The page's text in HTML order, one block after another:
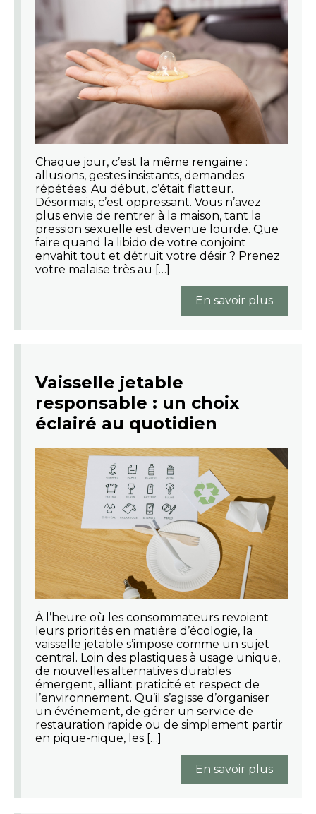
Chaque jour, c’est la même rengaine :
allusions, gestes insistants, demandes
répétées. Au début, c’était flatteur.
Désormais, c’est oppressant. Vous n’avez
plus envie de rentrer à la maison, tant la
pression sexuelle est devenue lourde. Que
faire quand la libido de votre conjoint
envahit tout et détruit votre désir ? Prenez
votre malaise très au […]
En savoir plus
Vaisselle jetable
responsable : un choix
éclairé au quotidien
À l’heure où les consommateurs revoient
leurs priorités en matière d’écologie, la
vaisselle jetable s’impose comme un sujet
central. Loin des plastiques à usage unique,
de nouvelles alternatives durables
émergent, alliant praticité et respect de
l’environnement. Qu’il s’agisse d’organiser
un événement, de gérer un service de
restauration rapide ou de simplement partir
en pique-nique, les […]
En savoir plus